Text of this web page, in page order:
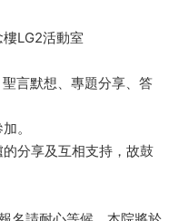
LG2活動室
言默想、專題分享、答
。
分享及互相支持，故鼓